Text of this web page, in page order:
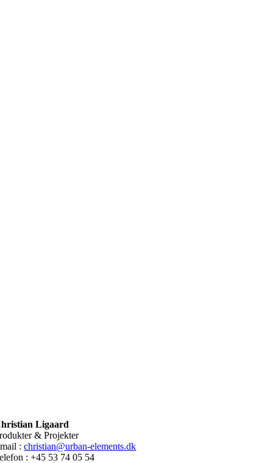
Ligaard
& Projekter
:christian@urban-elements.dk
: +45 53 74 05 54